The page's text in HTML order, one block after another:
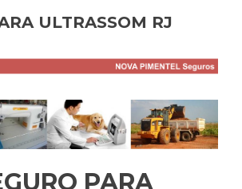
ULTRASSOM RJ
PARA